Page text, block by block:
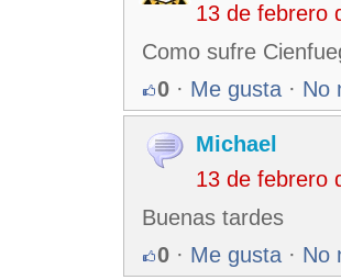
13 de febrero
Como sufre
0 · Me gusta · No
Michael
13 de febrero
Buenas tardes
0 · Me gusta · No